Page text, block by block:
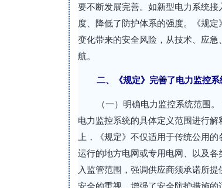
要不断发展完善。如新型电力系统
度、降低了防护体系的强度。《规
变化带来的安全风险，从技术、应
航。
二、《规定》完善了电力监控
（一）明确电力监控系统范围
电力监控系统的具体定义范围进行
上，《规定》不仅适用于传统公用
运行的地方电网或专用电网、以及
入监管范围，强调供应商须承诺所
安全的重视，增强了安全防护措施的